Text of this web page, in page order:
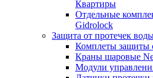
Квартиры
Отдельные
Gidrolock
Защита от протечек
Комплеты защиты
Краны шаровые
Модули